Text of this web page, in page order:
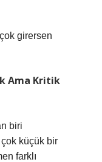
girersen
Ama Kritik
biri
küçük bir
farklı